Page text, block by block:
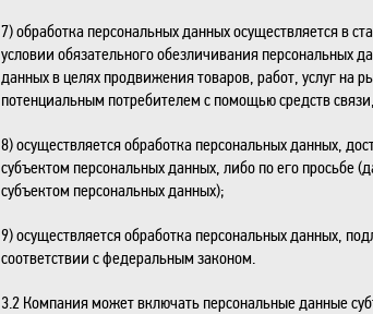
7) обработка персональных данных осуществляется в
условии обязательного обезличивания персональных
данных в целях продвижения товаров, работ, услуг на
потенциальным потребителем с помощью средств
8) осуществляется обработка персональных данных,
субъектом персональных данных, либо по его
субъектом персональных данных);
9) осуществляется обработка персональных данных,
соответствии с федеральным законом.
3.2 Компания может включать персональные данные